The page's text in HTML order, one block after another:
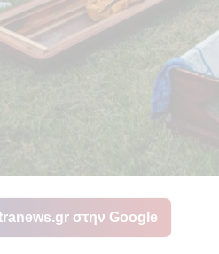
στην Google